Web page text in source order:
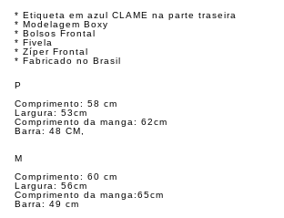
* Etiqueta em azul CLAME na parte traseira
* Modelagem Boxy
* Bolsos Frontal
* Fivela
* Zíper Frontal
* Fabricado no Brasil
P
Comprimento: 58 cm
Largura: 53cm
Comprimento da
Barra: 48 CM,
M
Comprimento: 60 cm
Largura: 56cm
Comprimento da manga:65cm
Barra: 49 cm